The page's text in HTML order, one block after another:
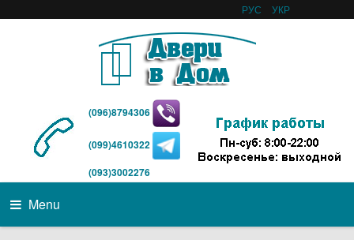
РУС УКР
(096)8794306
(099)4610322
(093)3002276
Menu